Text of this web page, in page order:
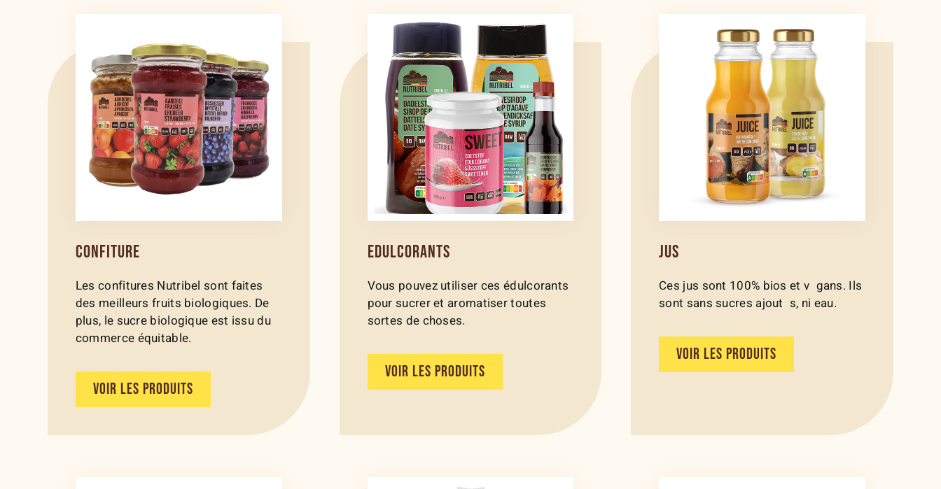
CONFITURE
Les confitures Nutribel sont faites
des meilleurs fruits biologiques. De
plus, le sucre biologique est issu du
commerce équitable.
VOIR LES PRODUITS
EDULCORANTS
Vous pouvez utiliser ces édulcorants
pour sucrer et aromatiser toutes
sortes de choses.
VOIR LES PRODUITS
JUS
Ces jus sont 100% bios et v gans. Ils
sont sans sucres ajout s, ni eau.
VOIR LES PRODUITS